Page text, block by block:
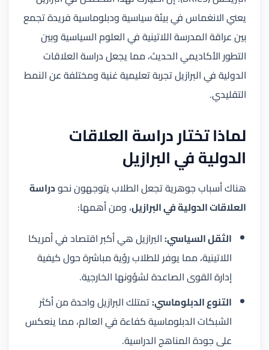
يعني الانغماس في بيئة سياسية ودبلوماسية فريدة تجمع
بين عراقة المدرسة اللاتينية في العلوم السياسية وبين
التطور الأكاديمي الحديث، مما يجعل دراسة العلاقات
الدولية في البرازيل تجربة تعليمية غنية ومختلفة عن النمط
التقليدي.
لماذا تختار دراسة العلاقات
الدولية في البرازيل
هناك أسباب جوهرية تجعل الطلاب يتوجهون نحودراسة
العلاقات الدولية في البرازيل، ومن أهمها:
الثقل السياسي:البرازيل هي أكبر اقتصاد في أمريكا
اللاتينية، مما يوفر للطلاب رؤية مباشرة حول كيفية
إدارة القوى الصاعدة لشؤونها الخارجية.
التنوع الدبلوماسي:تمتلك البرازيل واحدة من أكثر
الشبكات الدبلوماسية كفاءة في العالم، مما ينعكس
على جودة المناهج الدراسية.